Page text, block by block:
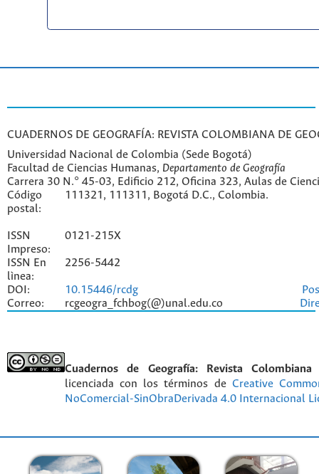
CUADERNOS DE GEOGRAFÍA: REVISTA COLOMBIANA DE
Universidad Nacional de Colombia (Sede Bogotá)
Facultad de Ciencias Humanas, Departamento de Geografía
Carrera 30 N.° 45-03, Edificio 212, Oficina 323, Aulas de
Código
postal:
111321, 111311, Bogotá D.C., Colombia.
ISSN
Impreso:
0121-215X
ISSN En
lìnea:
2256-5442
DOI: 10.15446/rcdg
Correo:
rcgeogra_fchbog(@)unal.edu.co
Cuadernos de Geografía: Revista Colombiana
licenciada con los términos de Creative
NoComercial-SinObraDerivada 4.0 Internacional